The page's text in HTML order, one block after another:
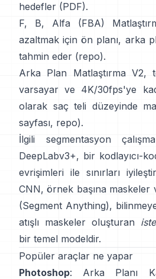
hedefler (PDF).
F, B, Alfa (FBA)
azaltmak için ön planı, arka
tahmin eder (repo).
Arka Plan Matlaştırma V2,
varsayar ve 4K/30fps'ye
olarak saç teli düzeyinde
sayfası, repo).
İlgili segmentasyon
DeepLabv3+, bir kodlayıcı-
evrişimleri ile sınırları
CNN, örnek başına maskeler
(Segment Anything),
atışlı maskeler oluşturan
bir temel modeldir.
Popüler araçlar ne yapar
Photoshop: Arka Planı